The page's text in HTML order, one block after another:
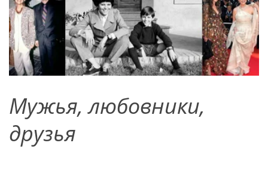
Мужья, любовники,
друзья